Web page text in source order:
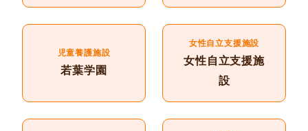
児童養護施設
若葉学園
女性自立支援施設
女性自立支援施
設